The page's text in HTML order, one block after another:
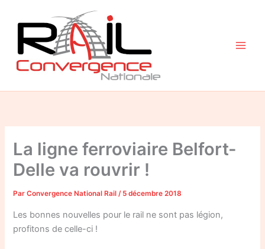
contenu
La ligne ferroviaire Belfort-
Delle va rouvrir !
ParConvergence National Rail/ 5 décembre 2018
Les bonnes nouvelles pour le rail ne sont pas légion,
profitons de celle-ci !